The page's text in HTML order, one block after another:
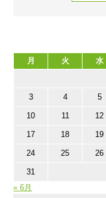
月 火 水
3 4 5
10 11 12
17 18 19
24 25 26
31
« 6月